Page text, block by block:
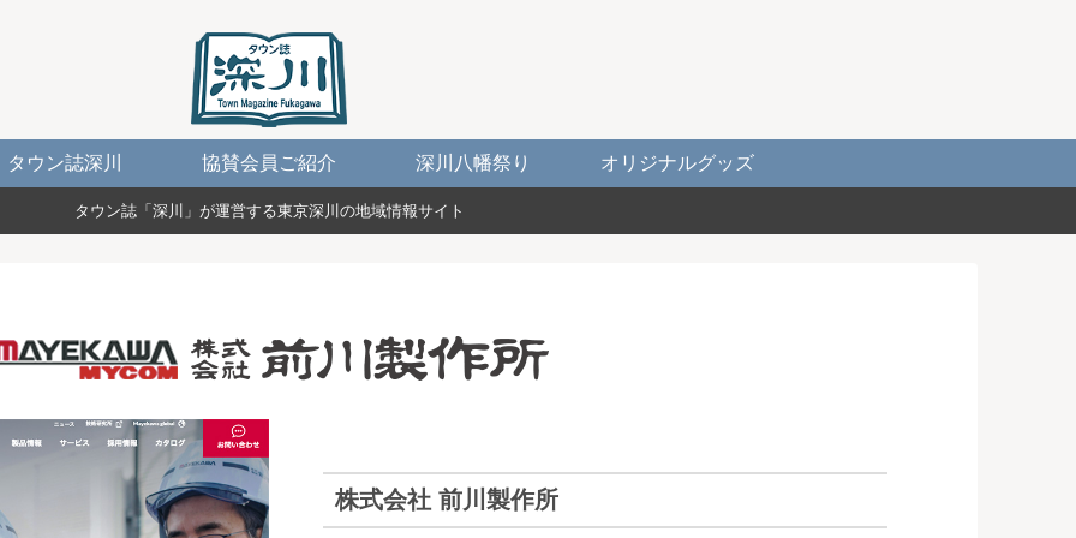
タウン誌深川 協賛会員ご紹介 深川八幡祭り オリジナルグッズ
タウン誌「深川」が運営する東京深川の地域情報サイト
株式会社 前川製作所